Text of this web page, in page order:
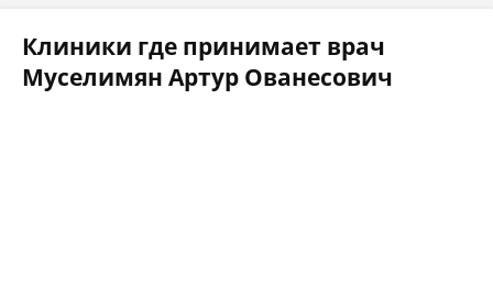
Клиники где принимает врач
Муселимян Артур Ованесович